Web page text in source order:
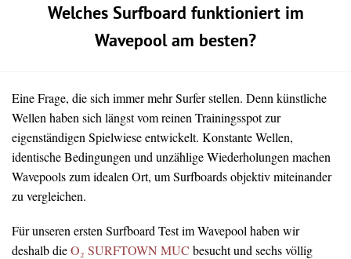
Welches Surfboard funktioniert im
Wavepool am besten?
Eine Frage, die sich immer mehr Surfer stellen. Denn künstliche
Wellen haben sich längst vom reinen Trainingsspot zur
eigenständigen Spielwiese entwickelt. Konstante Wellen,
identische Bedingungen und unzählige Wiederholungen machen
Wavepools zum idealen Ort, um Surfboards objektiv miteinander
zu vergleichen.
Für unseren ersten Surfboard Test im Wavepool haben wir
deshalb dieO₂ SURFTOWN MUC besucht und sechs völlig